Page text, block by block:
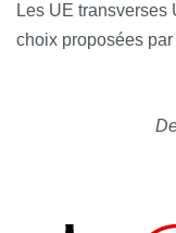
Les UE
choix proposées